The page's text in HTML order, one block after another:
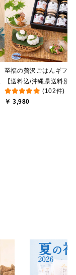
至福の贅沢ごはんギフト
【送料込/沖縄県送料別
途】【化粧箱包装付/オン
ライン限定】
(102件)
￥ 3,980